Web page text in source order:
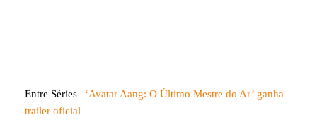
Entre Séries | ‘Avatar Aang: O Último Mestre do Ar’ ganha
trailer oficial